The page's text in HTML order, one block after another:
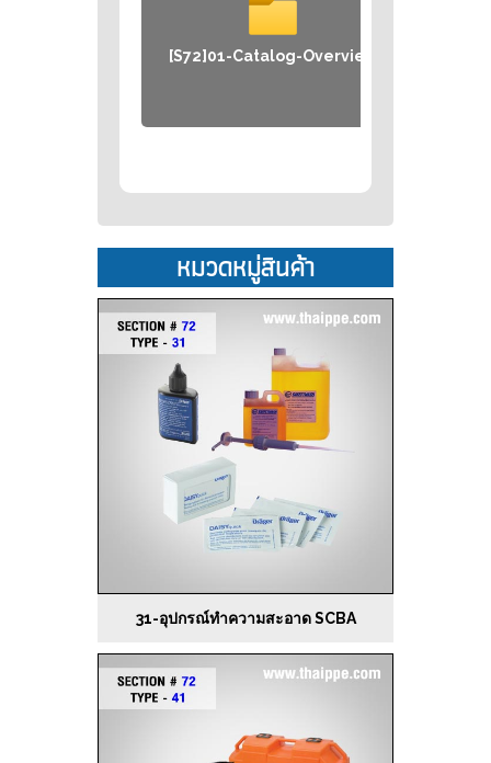
[S72]01-Catalog-Overview
หมวดหมู่สินค้า
31-อุปกรณ์ทำความสะอาด SCBA